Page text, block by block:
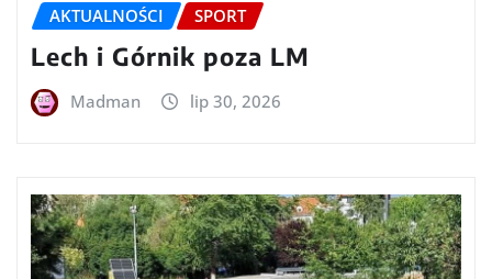
AKTUALNOŚCI SPORT
Lech i Górnik poza LM
Madman lip 30, 2026